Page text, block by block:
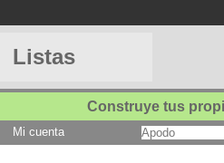
Listas
Construye tus
Mi cuenta